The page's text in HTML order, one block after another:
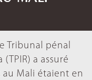
Tribunal pénal
a assuré
au Mali étaient en